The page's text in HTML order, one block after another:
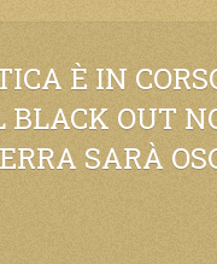
È IN
BLACK OUT
SARÀ